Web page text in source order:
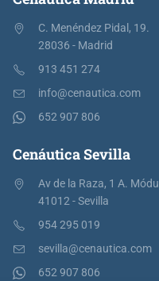
C. Menéndez Pidal, 19.
28036 - Madrid
913 451 274
info@cenautica.com
652 907 806
Cenáutica Sevilla
Av de la Raza, 1 A.
41012 - Sevilla
954 295 019
sevilla@cenautica.com
652 907 806